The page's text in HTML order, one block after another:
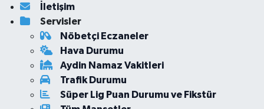
İletişim
Servisler
Nöbetçi Eczaneler
Hava Durumu
Aydin Namaz Vakitleri
Trafik Durumu
Süper Lig Puan Durumu ve Fikstür